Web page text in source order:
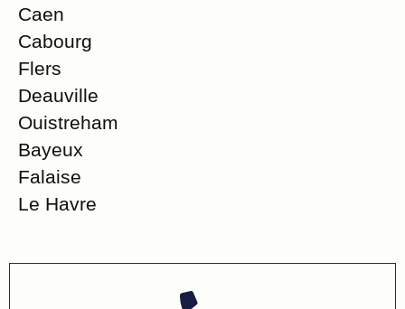
Caen
Cabourg
Flers
Deauville
Ouistreham
Bayeux
Falaise
Le Havre